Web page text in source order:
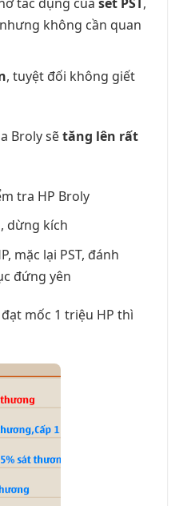
tác dụng của sét PST,
không cần quan
, tuyệt đối không giết
Broly sẽtăng lên rất
tra HP Broly
, dừng kích
mặc lại PST, đánh
đứng yên
mốc 1 triệu HP thì